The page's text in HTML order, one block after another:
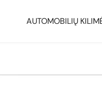
AUTOMOBILIŲ